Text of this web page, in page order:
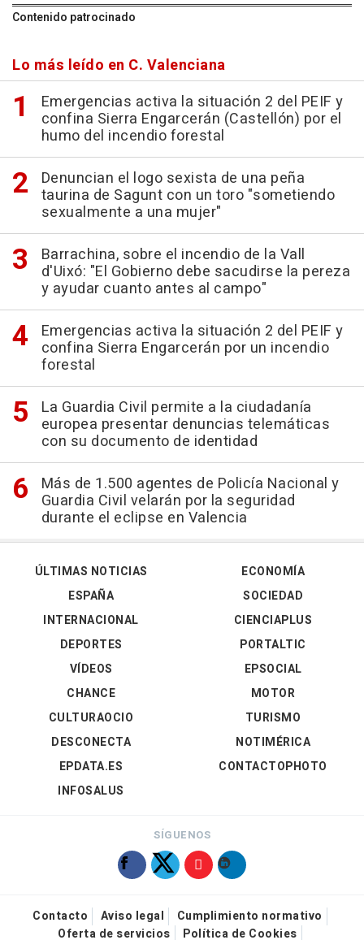
Contenido patrocinado
Lo más leído en C. Valenciana
Emergencias activa la situación 2 del PEIF y
confina Sierra Engarcerán (Castellón) por el
humo del incendio forestal
Denuncian el logo sexista de una peña
taurina de Sagunt con un toro "sometiendo
sexualmente a una mujer"
Barrachina, sobre el incendio de la Vall
d'Uixó: "El Gobierno debe sacudirse la pereza
y ayudar cuanto antes al campo"
Emergencias activa la situación 2 del PEIF y
confina Sierra Engarcerán por un incendio
forestal
La Guardia Civil permite a la ciudadanía
europea presentar denuncias telemáticas
con su documento de identidad
Más de 1.500 agentes de Policía Nacional y
Guardia Civil velarán por la seguridad
durante el eclipse en Valencia
ÚLTIMAS NOTICIAS
ESPAÑA
INTERNACIONAL
DEPORTES
VÍDEOS
ECONOMÍA
SOCIEDAD
CIENCIAPLUS
PORTALTIC
EPSOCIAL
CHANCE
CULTURAOCIO
DESCONECTA
EPDATA.ES
INFOSALUS
MOTOR
TURISMO
NOTIMÉRICA
CONTACTOPHOTO
SÍGUENOS
Contacto Aviso legal
Cumplimiento normativo
Oferta de servicios
Política de Cookies